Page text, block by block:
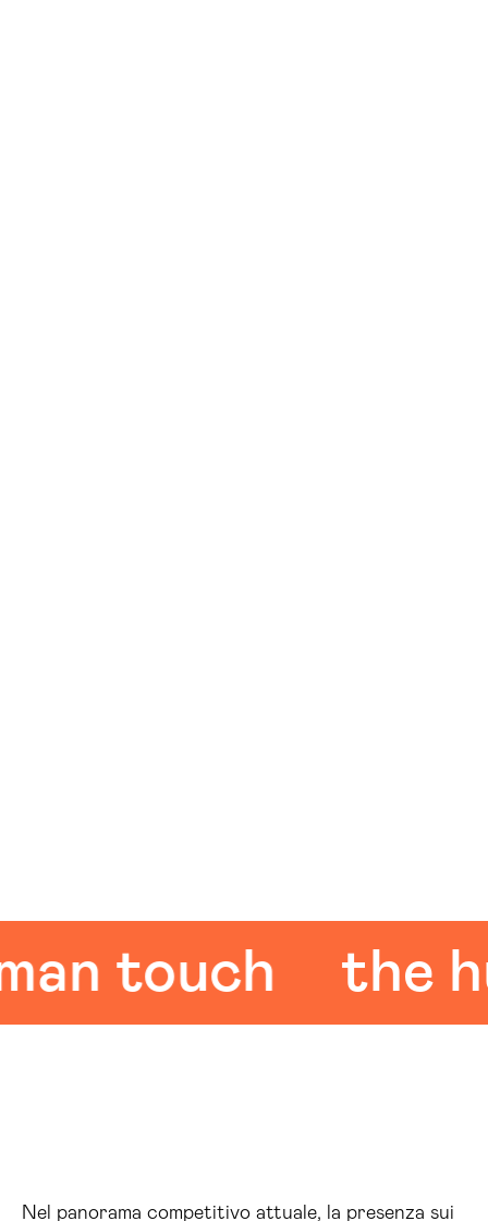
touch the
Nel panorama competitivo attuale, la presenza sui